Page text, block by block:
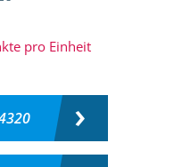
pro Einheit